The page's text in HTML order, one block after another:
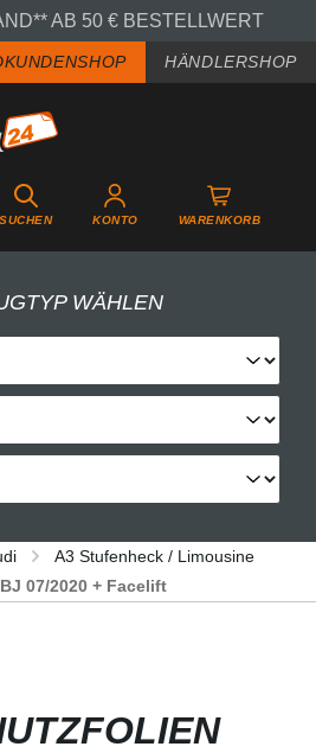
AB 50 € BESTELLWERT
HÄNDLERSHOP
SUCHEN KONTO WARENKORB
WÄHLEN
A3 Stufenheck / Limousine
07/2020 + Facelift